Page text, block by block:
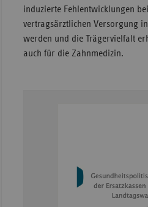
induzierte Fehlentwicklungen
vertragsärztlichen Versorgung
werden und die Trägervielfalt
auch für die Zahnmedizin.